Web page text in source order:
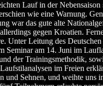
Lauf in der
wie eine Warnung.
war das gute alte
gegen Kroatien.
Unter Leitung des
Seminar am 14. Juni im
der Trainingsmethodik,
im Freien
und Sehnen, und weihte uns